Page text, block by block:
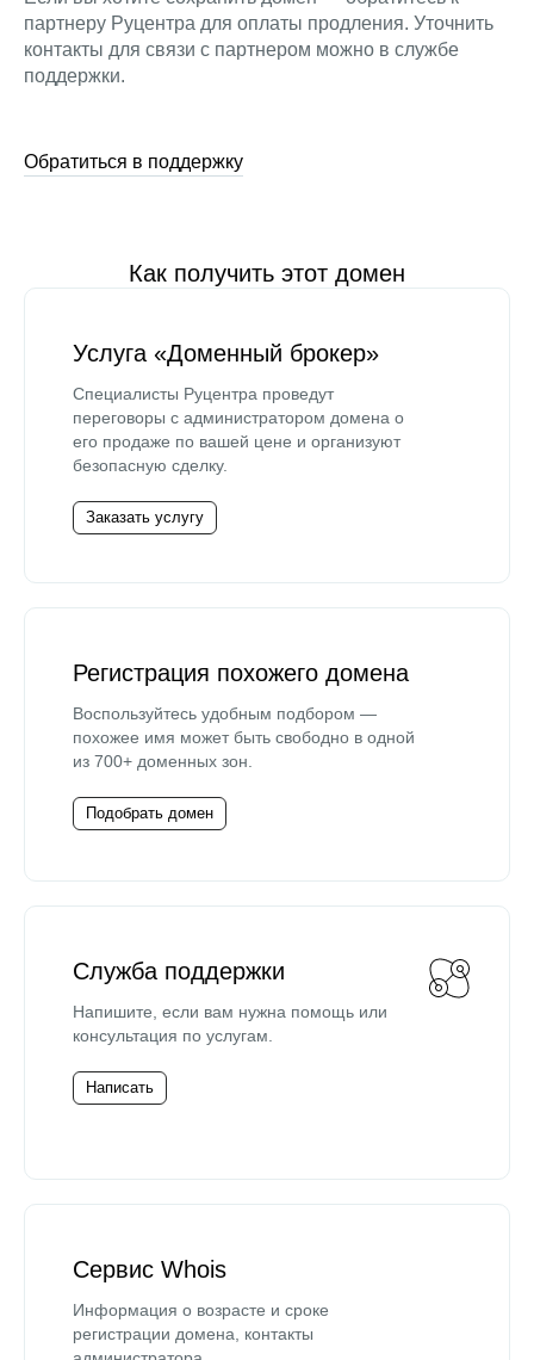
партнеру Руцентра для оплаты продления. Уточнить
контакты для связи с партнером можно в службе
поддержки.
Обратиться в поддержку
Как получить этот домен
Услуга «Доменный брокер»
Специалисты Руцентра проведут
переговоры с администратором домена о
его продаже по вашей цене и организуют
безопасную сделку.
Заказать услугу
Регистрация похожего домена
Воспользуйтесь удобным подбором —
похожее имя может быть свободно в одной
из 700+ доменных зон.
Подобрать домен
Служба поддержки
Напишите, если вам нужна помощь или
консультация по услугам.
Написать
Сервис Whois
Информация о возрасте и сроке
регистрации домена, контакты